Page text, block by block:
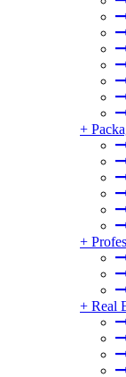
+
+
+ Real